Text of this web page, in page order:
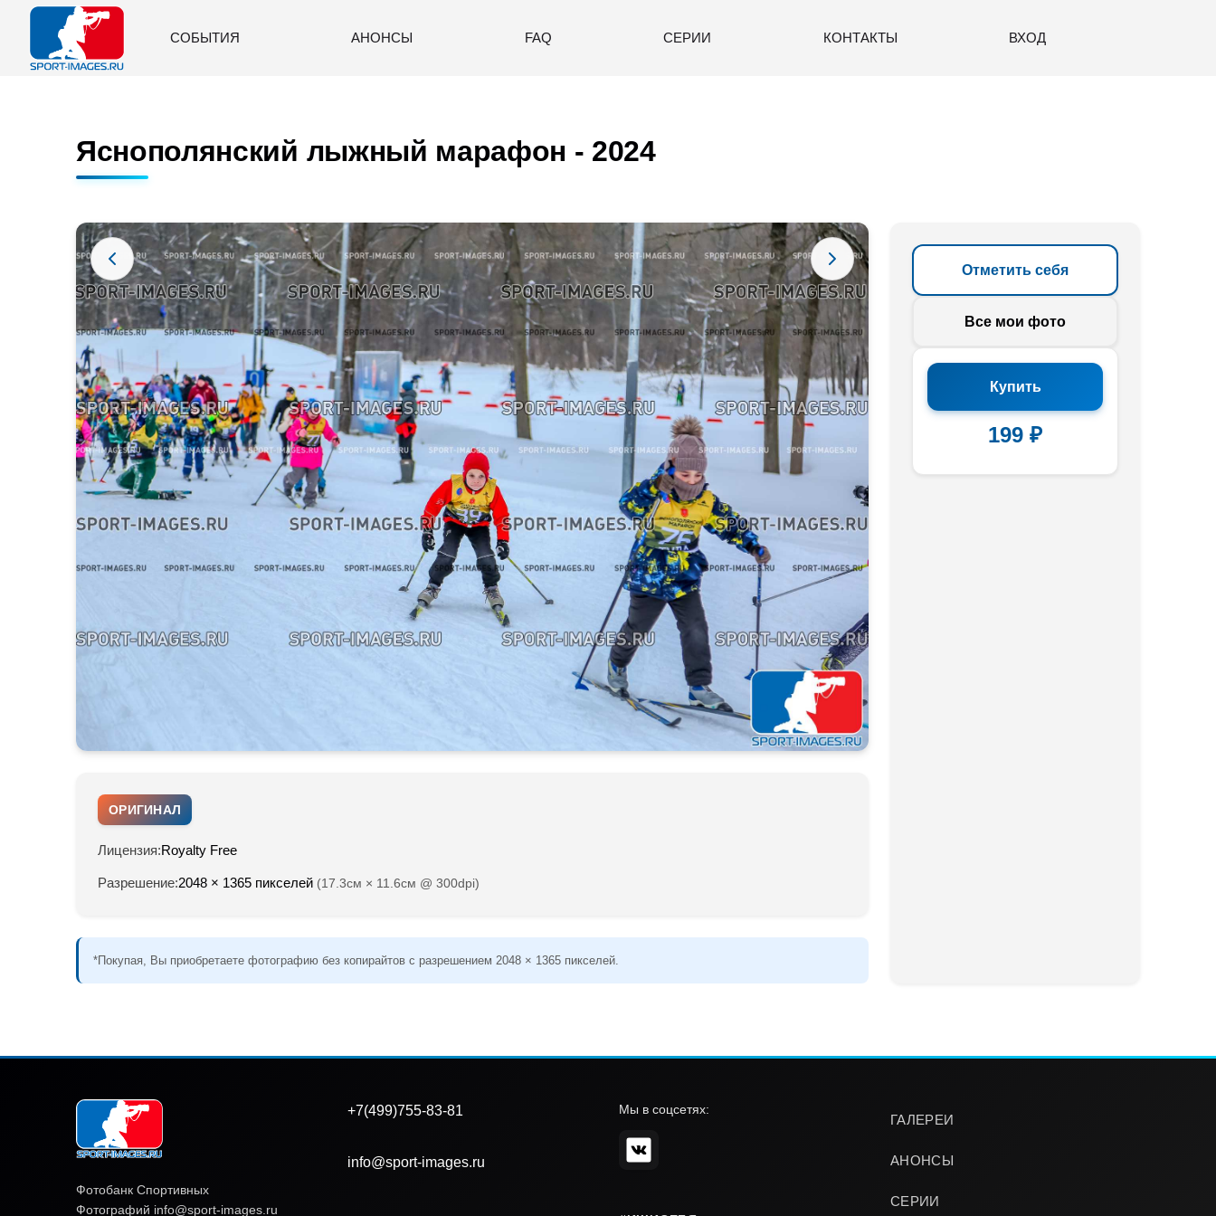
СОБЫТИЯ АНОНСЫ FAQ СЕРИИ КОНТАКТЫ ВХОД
Яснополянский лыжный марафон - 2024
ОРИГИНАЛ
Лицензия:Royalty Free
Разрешение:2048 × 1365 пикселей (17.3см × 11.6см @ 300dpi)
*Покупая, Вы приобретаете фотографию без копирайтов с разрешением 2048 × 1365 пикселей.
Отметить себя
Все мои фото
Купить
199 ₽
Фотобанк Спортивных
Фотографий info@sport-images.ru
ГАЛЕРЕИ
АНОНСЫ
СЕРИИ
+7(499)755-83-81
info@sport-images.ru
Мы в соцсетях: